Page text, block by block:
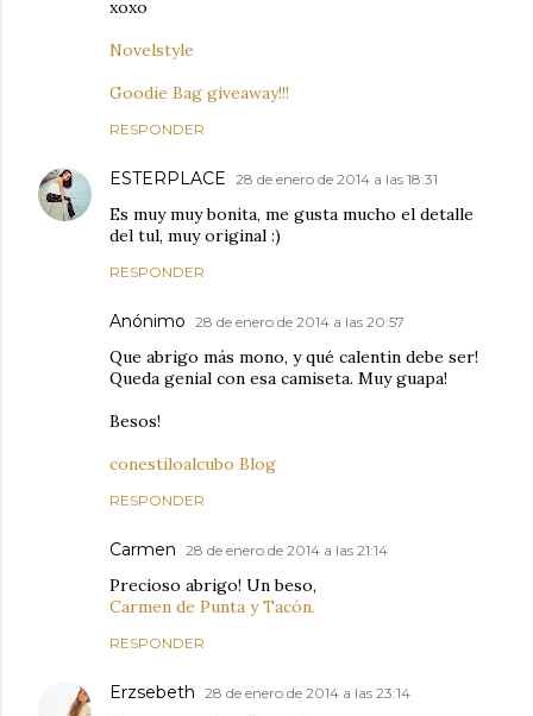
xoxo
Novelstyle
Goodie Bag giveaway!!!
RESPONDER
ESTERPLACE 28 de enero de 2014 a las 18:31
Es muy muy bonita, me gusta mucho el detalle
del tul, muy original :)
RESPONDER
Anónimo 28 de enero de 2014 a las 20:57
Que abrigo más mono, y qué calentin debe ser!
Queda genial con esa camiseta. Muy guapa!
Besos!
conestiloalcubo Blog
RESPONDER
Carmen 28 de enero de 2014 a las 21:14
Precioso abrigo! Un beso,
Carmen de Punta y Tacón.
RESPONDER
Erzsebeth 28 de enero de 2014 a las 23:14